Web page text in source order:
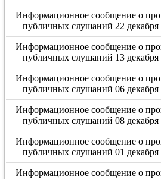
Информационное сообщение о
публичных слушаний 22 декабря
Информационное сообщение о
публичных слушаний 13 декабря
Информационное сообщение о
публичных слушаний 06 декабря
Информационное сообщение о
публичных слушаний 08 декабря
Информационное сообщение о
публичных слушаний 01 декабря
Информационное сообщение о